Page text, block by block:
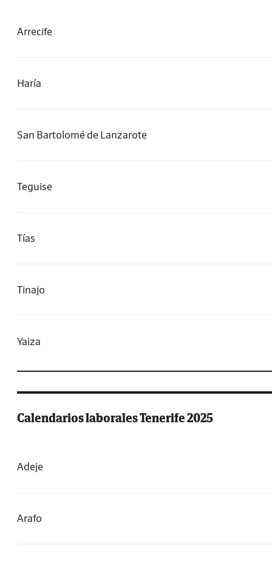
Arrecife
Haría
San Bartolomé de Lanzarote
Teguise
Tías
Tinajo
Yaiza
Calendarios laborales Tenerife 2025
Adeje
Arafo